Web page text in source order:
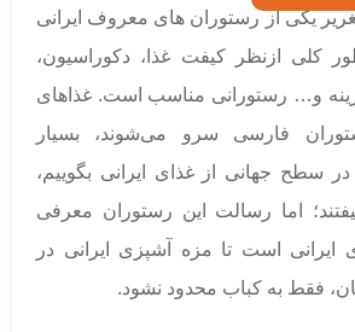
یکی از رستوران های معروف ایرانی
کلی از‌نظر کیفت غذا، دکوراسیون،
و… رستورانی مناسب است. غذاهای
فارسی سرو می‌شوند، بسیار
در سطح جهانی از غذای ایرانی بگوییم،
اما رسالت این رستوران معرفی
ایرانی است تا مزه آشپزی ایرانی در
فقط به کباب محدود نشود.